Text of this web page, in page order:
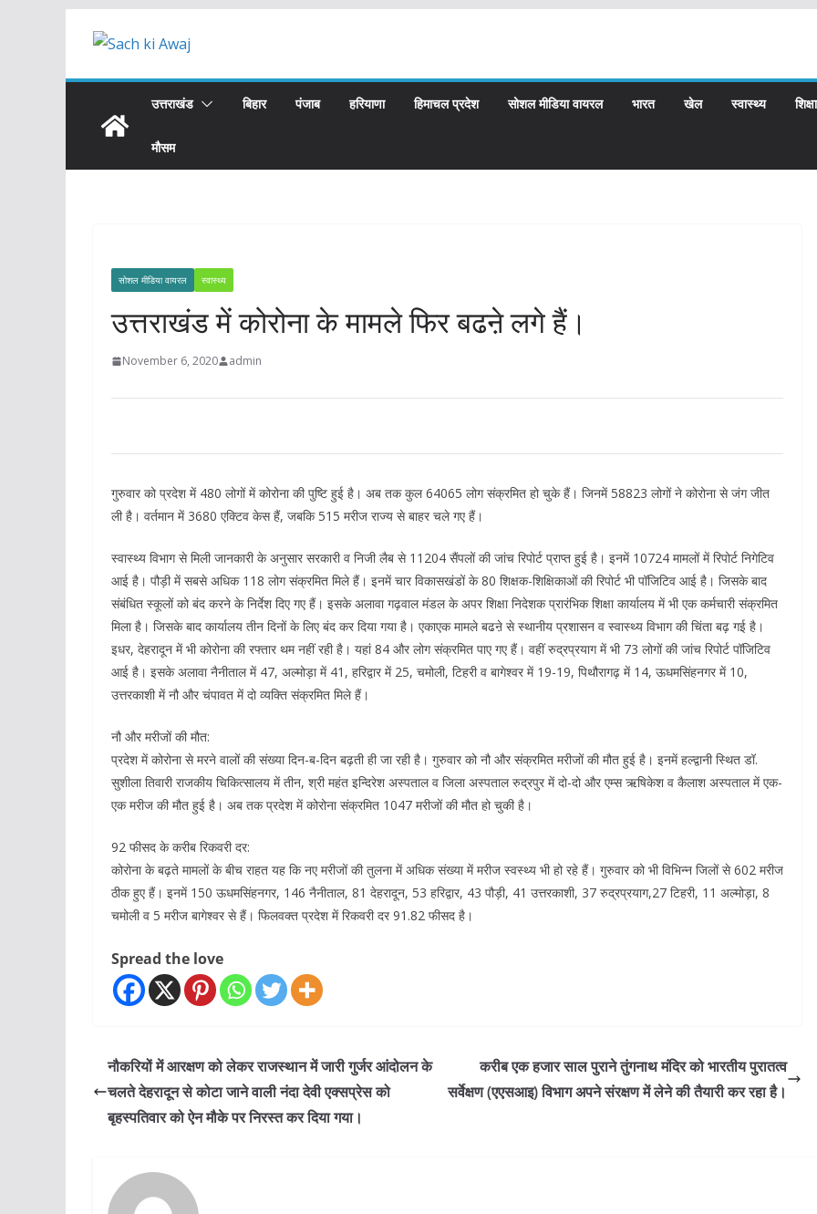
उत्तराखंड बिहार पंजाब हरियाणा हिमाचल प्रदेश सोशल मीडिया वायरल भारत खेल स्वास्थ्य शिक्षा
मौसम
सोशल मीडिया वायरल स्वास्थ्य
उत्तराखंड में कोरोना के मामले फिर बढऩे लगे हैं।
November 6, 2020 admin
गुरुवार को प्रदेश में 480 लोगों में कोरोना की पुष्टि हुई है। अब तक कुल 64065 लोग संक्रमित हो चुके हैं। जिनमें 58823 लोगों ने कोरोना से जंग जीत
ली है। वर्तमान में 3680 एक्टिव केस हैं, जबकि 515 मरीज राज्य से बाहर चले गए हैं।
स्वास्थ्य विभाग से मिली जानकारी के अनुसार सरकारी व निजी लैब से 11204 सैंपलों की जांच रिपोर्ट प्राप्त हुई है। इनमें 10724 मामलों में रिपोर्ट निगेटिव
आई है। पौड़ी में सबसे अधिक 118 लोग संक्रमित मिले हैं। इनमें चार विकासखंडों के 80 शिक्षक-शिक्षिकाओं की रिपोर्ट भी पॉजिटिव आई है। जिसके बाद
संबंधित स्कूलों को बंद करने के निर्देश दिए गए हैं। इसके अलावा गढ़वाल मंडल के अपर शिक्षा निदेशक प्रारंभिक शिक्षा कार्यालय में भी एक कर्मचारी संक्रमित
मिला है। जिसके बाद कार्यालय तीन दिनों के लिए बंद कर दिया गया है। एकाएक मामले बढऩे से स्थानीय प्रशासन व स्वास्थ्य विभाग की चिंता बढ़ गई है।
इधर, देहरादून में भी कोरोना की रफ्तार थम नहीं रही है। यहां 84 और लोग संक्रमित पाए गए हैं। वहीं रुद्रप्रयाग में भी 73 लोगों की जांच रिपोर्ट पॉजिटिव
आई है। इसके अलावा नैनीताल में 47, अल्मोड़ा में 41, हरिद्वार में 25, चमोली, टिहरी व बागेश्वर में 19-19, पिथौरागढ़ में 14, ऊधमसिंहनगर में 10,
उत्तरकाशी में नौ और चंपावत में दो व्यक्ति संक्रमित मिले हैं।
नौ और मरीजों की मौत:
प्रदेश में कोरोना से मरने वालों की संख्या दिन-ब-दिन बढ़ती ही जा रही है। गुरुवार को नौ और संक्रमित मरीजों की मौत हुई है। इनमें हल्द्वानी स्थित डॉ.
सुशीला तिवारी राजकीय चिकित्सालय में तीन, श्री महंत इन्दिरेश अस्पताल व जिला अस्पताल रुद्रपुर में दो-दो और एम्स ऋषिकेश व कैलाश अस्पताल में एक-
एक मरीज की मौत हुई है। अब तक प्रदेश में कोरोना संक्रमित 1047 मरीजों की मौत हो चुकी है।
92 फीसद के करीब रिकवरी दर:
कोरोना के बढ़ते मामलों के बीच राहत यह कि नए मरीजों की तुलना में अधिक संख्या में मरीज स्वस्थ्य भी हो रहे हैं। गुरुवार को भी विभिन्न जिलों से 602 मरीज
ठीक हुए हैं। इनमें 150 ऊधमसिंहनगर, 146 नैनीताल, 81 देहरादून, 53 हरिद्वार, 43 पौड़ी, 41 उत्तरकाशी, 37 रुद्रप्रयाग,27 टिहरी, 11 अल्मोड़ा, 8
चमोली व 5 मरीज बागेश्वर से हैं। फिलवक्त प्रदेश में रिकवरी दर 91.82 फीसद है।
Spread the love
नौकरियों में आरक्षण को लेकर राजस्थान में जारी गुर्जर आंदोलन के
चलते देहरादून से कोटा जाने वाली नंदा देवी एक्सप्रेस को
बृहस्पतिवार को ऐन मौके पर निरस्त कर दिया गया।
करीब एक हजार साल पुराने तुंगनाथ मंदिर को भारतीय पुरातत्व
सर्वेक्षण (एएसआइ) विभाग अपने संरक्षण में लेने की तैयारी कर रहा है।